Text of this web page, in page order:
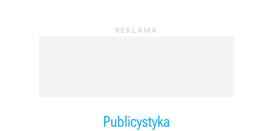
Entertainment udzieliła licencji na wykorzystanie marki
Publicystyka